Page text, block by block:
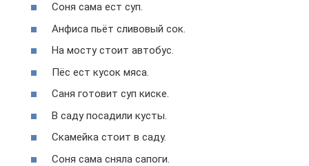
Соня сама ест суп.
Анфиса пьёт сливовый сок.
На мосту стоит автобус.
Пёс ест кусок мяса.
Саня готовит суп киске.
В саду посадили кусты.
Скамейка стоит в саду.
Соня сама сняла сапоги.